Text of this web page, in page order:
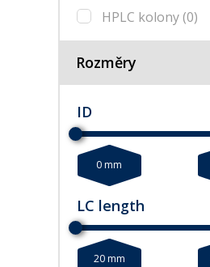
HPLC kolony(0)
Rozměry
ID
0 mm
LC length
20 mm